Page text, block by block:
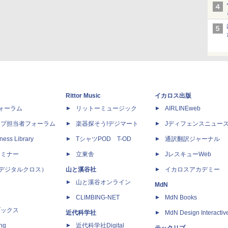
ーラム
担当者フォーラム
Library
ナー
ジタルクロス）
クス
Rittor Music
リットーミュージック
楽器探そう!デジマート
TシャツPOD T-OD
立東舎
山と溪谷社
山と溪谷オンライン
CLIMBING-NET
近代科学社
近代科学社Digital
イカロス出版
AIRLINEweb
Jディフェンスニュー
通訳翻訳ジャーナル
JレスキューWeb
イカロスアカデミー
MdN
MdN Books
MdN Design